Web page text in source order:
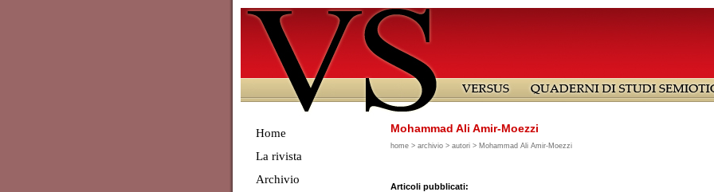
Home
La rivista
Archivio
Mohammad Ali Amir-Moezzi
home > archivio > autori > Mohammad Ali Amir-Moezzi
Articoli pubblicati: